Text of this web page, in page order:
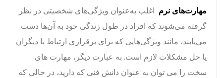
مهارت‌های نرماغلب به‌عنوان ویژگی‌های شخصیتی در نظر
گرفته می‌شوند که افراد در طول زندگی خود به آن‌ها دست
می‌یابند، مانند ویژگی‌هایی که برای برقراری ارتباط با دیگران
یا حل مشکلات لازم است. به عبارت دیگر، مهارت های
سخت را می توان به عنوان دانش فنی که دارید، در حالی که